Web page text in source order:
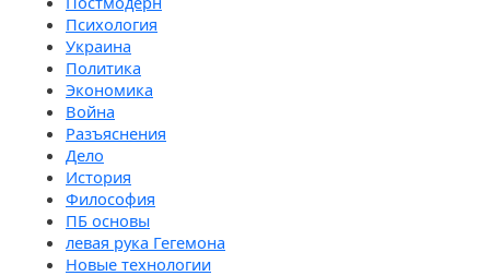
Психология
Украина
Политика
Экономика
Война
Разъяснения
Дело
История
Философия
ПБ основы
левая рука Гегемона
Новые технологии